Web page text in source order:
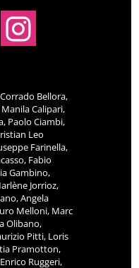
Bellora,
Calipari,
Paolo Ciambi,
Leo
Farinella,
Fabio
Gambino,
Jorrioz,
Angela
Melloni, Marc
Olibano,
Pitti, Loris
Pramotton,
Ruggeri,